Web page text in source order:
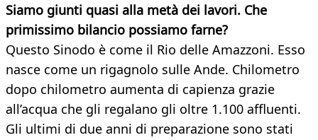
Siamo giunti quasi alla metà dei lavori. Che
primissimo bilancio possiamo farne?
Questo Sinodo è come il Rio delle Amazzoni. Esso
nasce come un rigagnolo sulle Ande. Chilometro
dopo chilometro aumenta di capienza grazie
all’acqua che gli regalano gli oltre 1.100 affluenti.
Gli ultimi di due anni di preparazione sono stati